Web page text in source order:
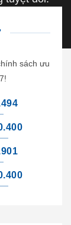
sách ưu